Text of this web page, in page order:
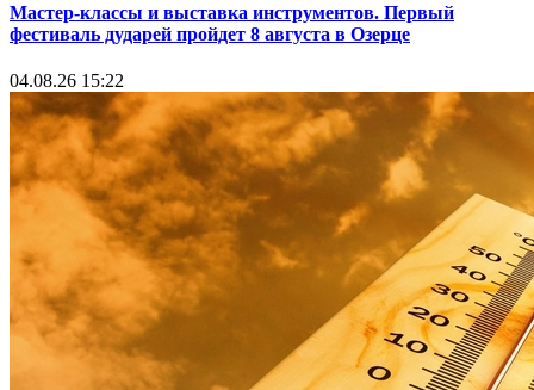
Мастер-классы и выставка инструментов. Первый
фестиваль дударей пройдет 8 августа в Озерце
04.08.26 15:22